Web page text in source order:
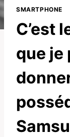
SMARTPHONE
C’est
que je